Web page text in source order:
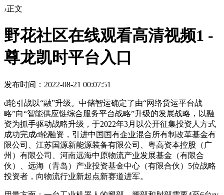
›正文
野花社区在线观看高清视频1 -
尊龙凯时平台入口
发布时间：2022-08-21 00:07:51
d轮引战以“融”升级。中储智运确定了由“网络货运平台战
略”向“智能供应链综合服务平台战略”升级的发展战略，以融
资为抓手驱动战略升级，于2022年3月以公开征集投资人方式
成功完成d轮融资，引进中国国有企业混合所有制改革基金有
限公司、江苏国源新能源装备有限公司、粤高资本控股（广
州）有限公司、河南远海中原物流产业发展基金（有限合
伙）、远海（青岛）产业投资基金中心（有限合伙）5位战略
投资者，向物流行业新起点新赛道进军。